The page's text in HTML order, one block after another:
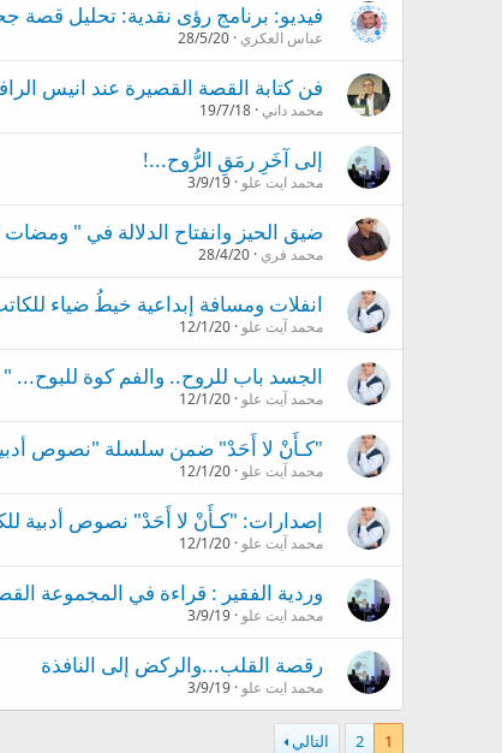
فيديو: برنامج رؤى نقدية: تحليل
عباس العكري 28/5/20
فن كتابة القصة القصيرة عند انيس
محمد داني 19/7/18
إلى آخَرِ رمَقِ الرُّوح...!
محمد ايت علو 3/9/19
ضيق الحيز وانفتاح الدلالة في "
محمد فري 28/4/20
انفلات ومسافة إبداعية خيطُ ضياء
محمد آيت علو 12/1/20
الجسد باب للروح.. والفم كوة للبوح... "
محمد آيت علو 12/1/20
"كـأَنْ لا أَحَدْ" ضمن سلسلة "نصوص
محمد آيت علو 12/1/20
إصدارات: "كـأَنْ لا أَحَدْ" نصوص أدبية
محمد آيت علو 12/1/20
وردية الفقير : قراءة في المجموعة
محمد ايت علو 3/9/19
رقصة القلب...والركض إلى النافذة
محمد ايت علو 3/9/19
1
2 التالي